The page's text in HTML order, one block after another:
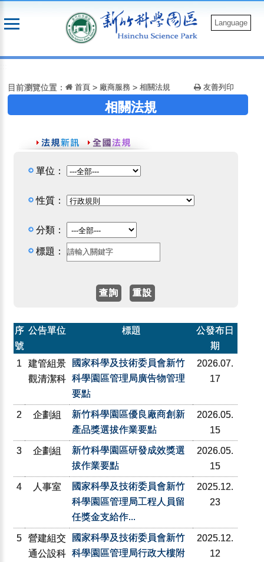
到
Language
目前瀏覽位置： 首頁 > 廠商服務 >相關法規 友善列印
相關法規
單位：
性質：
分類：
標題：
序
號
公告單位 標題
公發布日
期
1
建管組景
觀清潔科
國家科學及技術委員會新竹
科學園區管理局廣告物管理
要點
2026.07.
17
2 企劃組
新竹科學園區優良廠商創新
產品獎選拔作業要點
2026.05.
15
3 企劃組
新竹科學園區研發成效獎選
拔作業要點
2026.05.
15
4 人事室
國家科學及技術委員會新竹
科學園區管理局工程人員留
任獎金支給作...
2025.12.
23
5
營建組交
通公設科
國家科學及技術委員會新竹
科學園區管理局行政大樓附
2025.12.
12